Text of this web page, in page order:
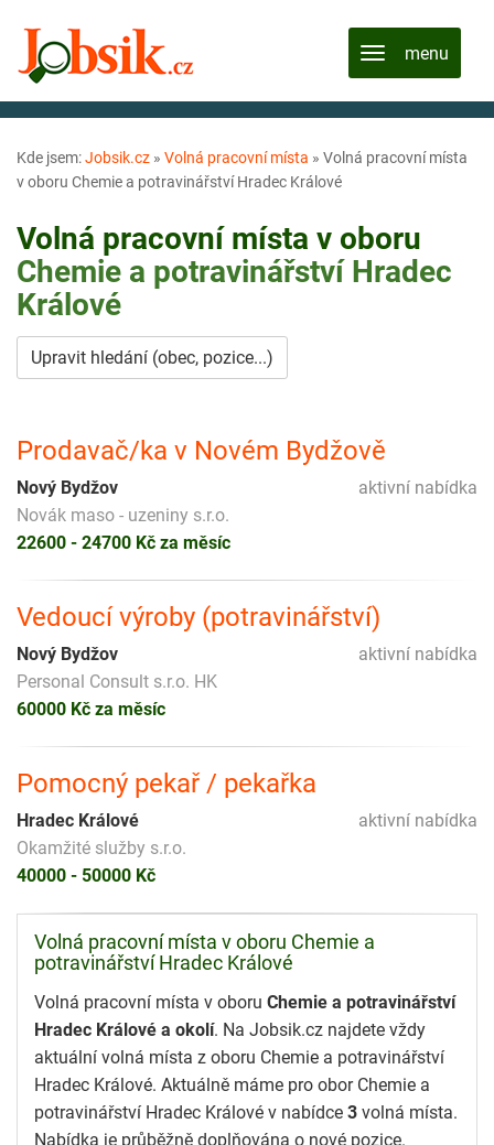
Kde jsem:Jobsik.cz » Volná pracovní místa » Volná pracovní místa
v oboru Chemie a potravinářství Hradec Králové
Volná pracovní místa v oboru
Chemie a potravinářství Hradec
Králové
Upravit hledání (obec, pozice...)
Prodavač/ka v Novém Bydžově
aktivní nabídka
Nový Bydžov
Novák maso - uzeniny s.r.o.
22600 - 24700 Kč za měsíc
Vedoucí výroby (potravinářství)
aktivní nabídka
Nový Bydžov
Personal Consult s.r.o. HK
60000 Kč za měsíc
Pomocný pekař / pekařka
aktivní nabídka
Hradec Králové
Okamžité služby s.r.o.
40000 - 50000 Kč
Volná pracovní místa v oboru Chemie a
potravinářství Hradec Králové
Volná pracovní místa v oboru Chemie a potravinářství
Hradec Králové a okolí. Na Jobsik.cz najdete vždy
aktuální volná místa z oboru Chemie a potravinářství
Hradec Králové. Aktuálně máme pro obor Chemie a
potravinářství Hradec Králové v nabídce 3 volná místa.
Nabídka je průběžně doplňována o nové pozice.